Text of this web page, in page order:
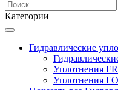
Категории
Гидравлические
Уплотнения
Уплотнения